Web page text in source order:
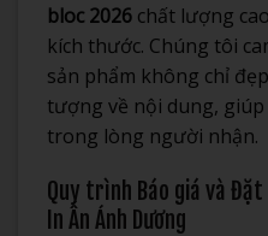
bloc 2026 chất lượng
kích thước. Chúng tôi
sản phẩm không chỉ
tượng về nội dung,
trong lòng người nhận.
Quy trình Báo giá và Đặt
In Ấn Ánh Dương